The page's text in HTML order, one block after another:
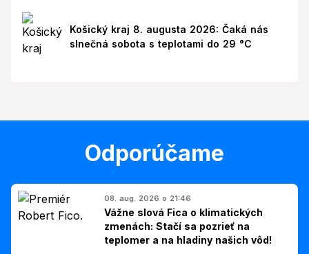
Košický kraj 8. augusta 2026: Čaká nás
slnečná sobota s teplotami do 29 °C
Odporúčame
08. aug. 2026 o 21:46
Vážne slová Fica o klimatických
zmenách: Stačí sa pozrieť na
teplomer a na hladiny našich vôd!